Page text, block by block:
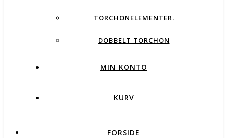
TORCHONELEMENTER.
DOBBELT TORCHON
MIN KONTO
KURV
FORSIDE